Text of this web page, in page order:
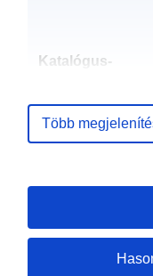
Katalógus-
Több